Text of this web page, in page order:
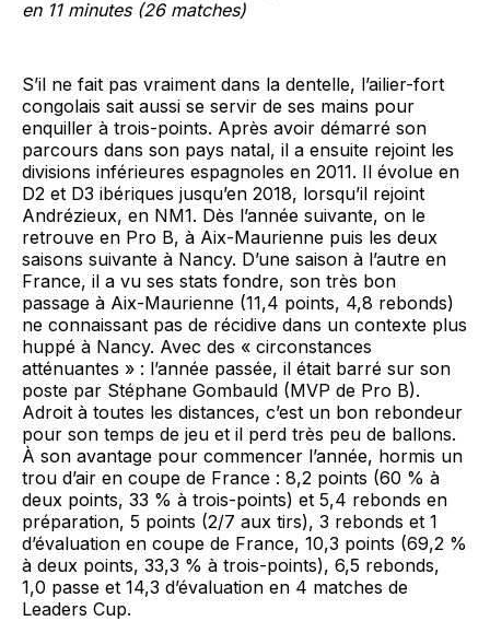
en 11 minutes (26 matches)
S’il ne fait pas vraiment dans la dentelle, l’ailier-fort
congolais sait aussi se servir de ses mains pour
enquiller à trois-points. Après avoir démarré son
parcours dans son pays natal, il a ensuite rejoint les
divisions inférieures espagnoles en 2011. Il évolue en
D2 et D3 ibériques jusqu’en 2018, lorsqu’il rejoint
Andrézieux, en NM1. Dès l’année suivante, on le
retrouve en Pro B, à Aix-Maurienne puis les deux
saisons suivante à Nancy. D’une saison à l’autre en
France, il a vu ses stats fondre, son très bon
passage à Aix-Maurienne (11,4 points, 4,8 rebonds)
ne connaissant pas de récidive dans un contexte plus
huppé à Nancy. Avec des « circonstances
atténuantes » : l’année passée, il était barré sur son
poste par Stéphane Gombauld (MVP de Pro B).
Adroit à toutes les distances, c’est un bon rebondeur
pour son temps de jeu et il perd très peu de ballons.
À son avantage pour commencer l’année, hormis un
trou d’air en coupe de France : 8,2 points (60 % à
deux points, 33 % à trois-points) et 5,4 rebonds en
préparation, 5 points (2/7 aux tirs), 3 rebonds et 1
d’évaluation en coupe de France, 10,3 points (69,2 %
à deux points, 33,3 % à trois-points), 6,5 rebonds,
1,0 passe et 14,3 d’évaluation en 4 matches de
Leaders Cup.